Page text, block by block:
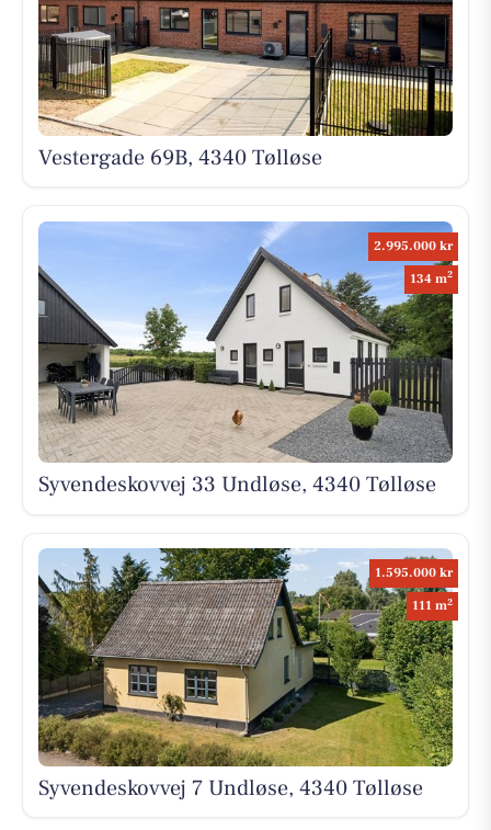
Vestergade 69B, 4340 Tølløse
2.995.000 kr
134 m2
Syvendeskovvej 33 Undløse, 4340 Tølløse
1.595.000 kr
111 m2
Syvendeskovvej 7 Undløse, 4340 Tølløse